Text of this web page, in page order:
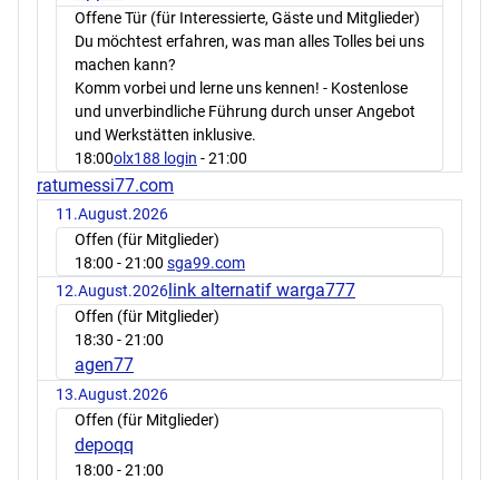
Offene Tür (für Interessierte, Gäste und Mitglieder)
Du möchtest erfahren, was man alles Tolles bei uns
machen kann?
Komm vorbei und lerne uns kennen! - Kostenlose
und unverbindliche Führung durch unser Angebot
und Werkstätten inklusive.
18:00olx188 login - 21:00
ratumessi77.com
11.August.2026
Offen (für Mitglieder)
18:00 - 21:00 sga99.com
12.August.2026link alternatif warga777
Offen (für Mitglieder)
18:30 - 21:00
agen77
13.August.2026
Offen (für Mitglieder)
depoqq
18:00 - 21:00